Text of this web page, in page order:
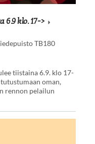
klo. 17->
TB180
tiistaina 6.9. klo 17-
oman,
rennon pelailun